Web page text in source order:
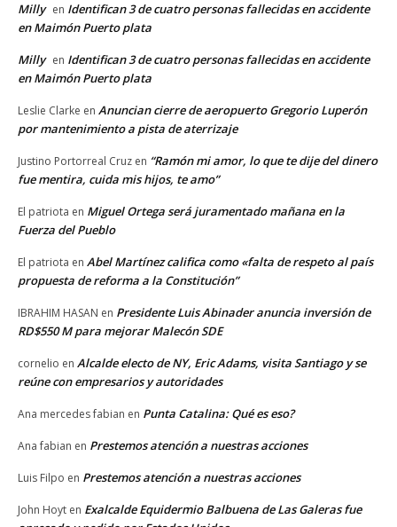
Milly en Identifican 3 de cuatro personas fallecidas en accidente
en Maimón Puerto plata
Milly en Identifican 3 de cuatro personas fallecidas en accidente
en Maimón Puerto plata
Leslie Clarke en Anuncian cierre de aeropuerto Gregorio Luperón
por mantenimiento a pista de aterrizaje
Justino Portorreal Cruz en “Ramón mi amor, lo que te dije del dinero
fue mentira, cuida mis hijos, te amo”
El patriota en Miguel Ortega será juramentado mañana en la
Fuerza del Pueblo
El patriota en Abel Martínez califica como «falta de respeto al país
propuesta de reforma a la Constitución”
IBRAHIM HASAN en Presidente Luis Abinader anuncia inversión de
RD$550 M para mejorar Malecón SDE
cornelio en Alcalde electo de NY, Eric Adams, visita Santiago y se
reúne con empresarios y autoridades
Ana mercedes fabian en Punta Catalina: Qué es eso?
Ana fabian en Prestemos atención a nuestras acciones
Luis Filpo en Prestemos atención a nuestras acciones
John Hoyt en Exalcalde Equidermio Balbuena de Las Galeras fue